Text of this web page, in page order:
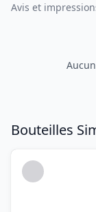
Avis et
Bouteilles